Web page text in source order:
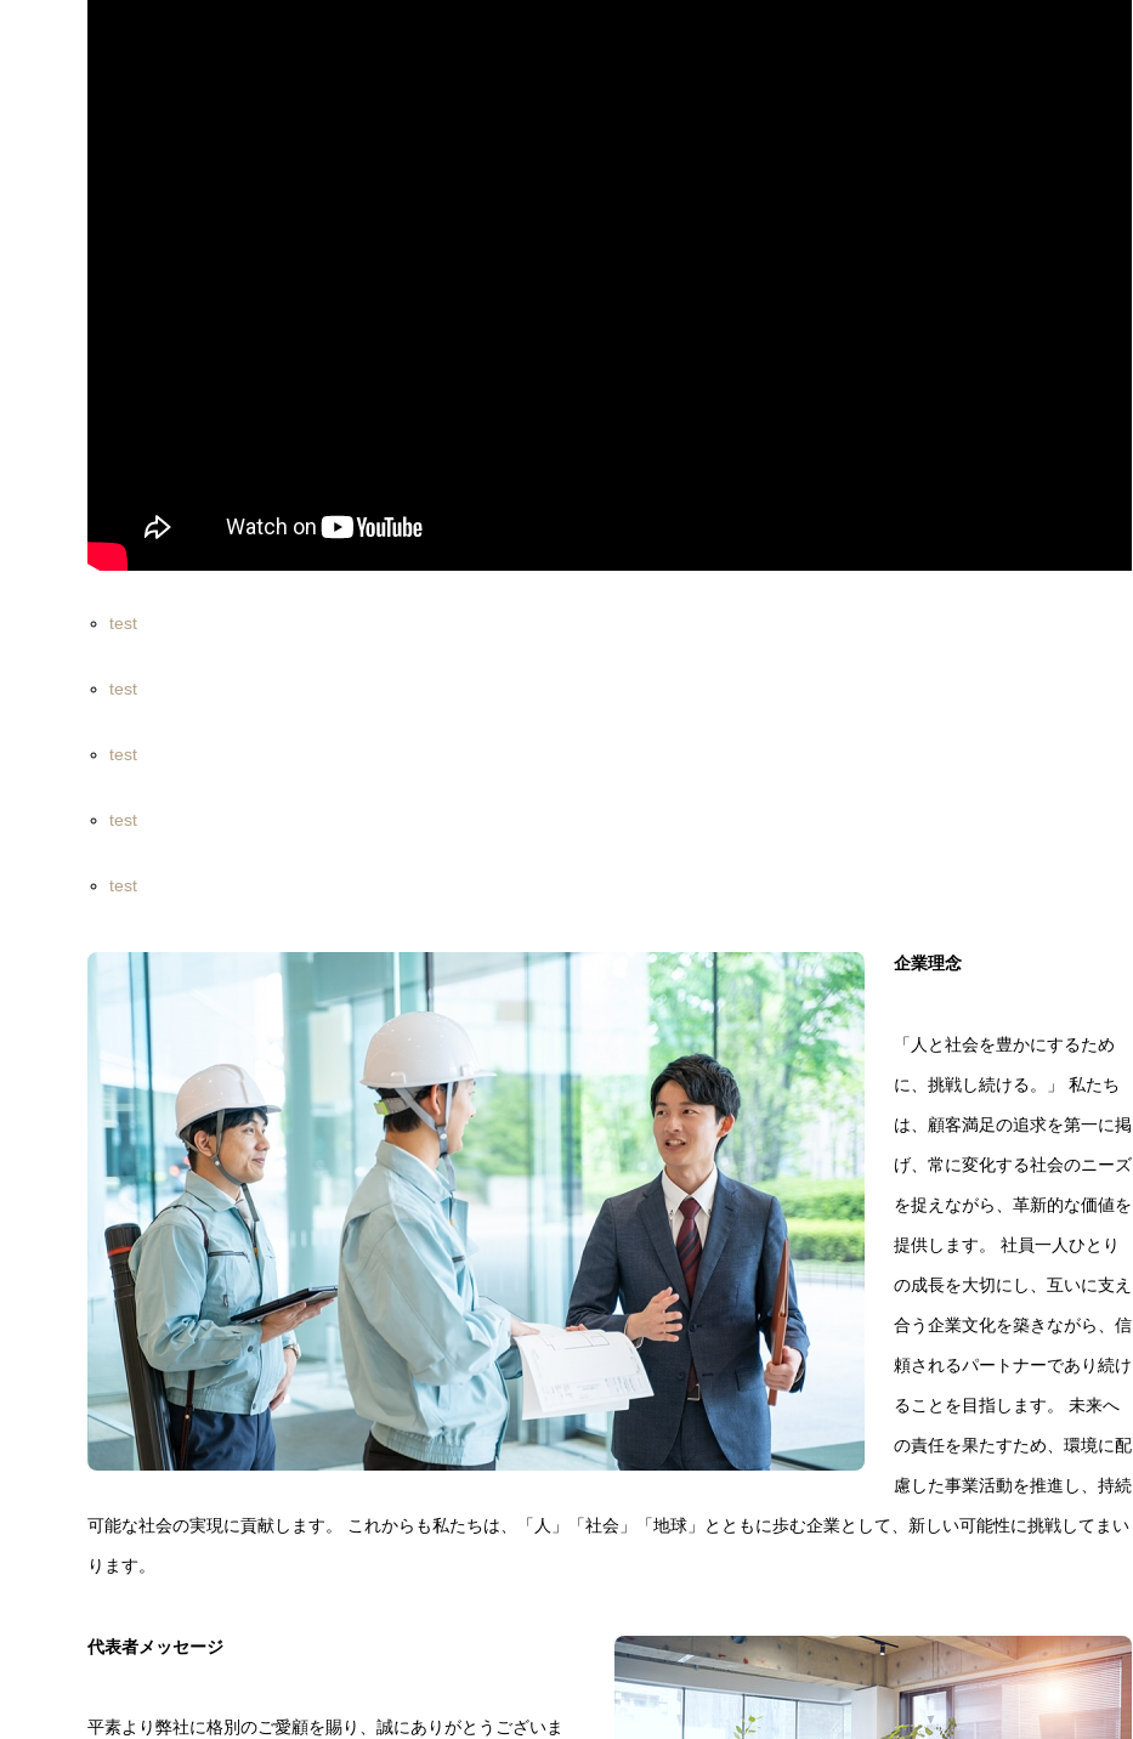
test
test
test
test
test
企業理念
「人と社会を豊かにするため
に、挑戦し続ける。」 私たち
は、顧客満足の追求を第一に掲
げ、常に変化する社会のニーズ
を捉えながら、革新的な価値を
提供します。 社員一人ひとり
の成長を大切にし、互いに支え
合う企業文化を築きながら、信
頼されるパートナーであり続け
ることを目指します。 未来へ
の責任を果たすため、環境に配
慮した事業活動を推進し、持続
可能な社会の実現に貢献します。 これからも私たちは、「人」「社会」「地球」とともに歩む企業として、新しい可能性に挑戦してまい
ります。
代表者メッセージ
平素より弊社に格別のご愛顧を賜り、誠にありがとうございま